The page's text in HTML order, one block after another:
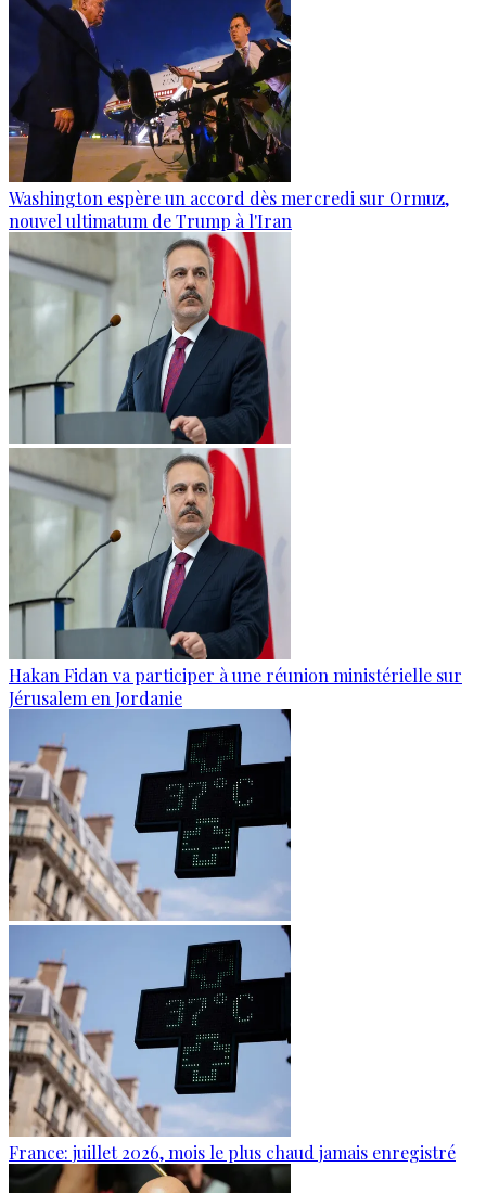
Washington espère un accord dès mercredi sur Ormuz,
nouvel ultimatum de Trump à l'Iran
Hakan Fidan va participer à une réunion ministérielle sur
Jérusalem en Jordanie
France: juillet 2026, mois le plus chaud jamais enregistré